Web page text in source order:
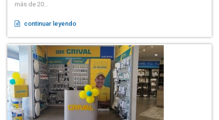
más de 20...
continuar leyendo